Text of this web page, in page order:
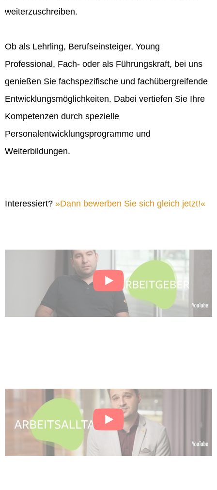
weiterzuschreiben.
Ob als Lehrling, Berufseinsteiger, Young
Professional, Fach- oder als Führungskraft, bei uns
genießen Sie fachspezifische und fachübergreifende
Entwicklungsmöglichkeiten. Dabei vertiefen Sie Ihre
Kompetenzen durch spezielle
Personalentwicklungsprogramme und
Weiterbildungen.
Interessiert? Dann bewerben Sie sich gleich jetzt!